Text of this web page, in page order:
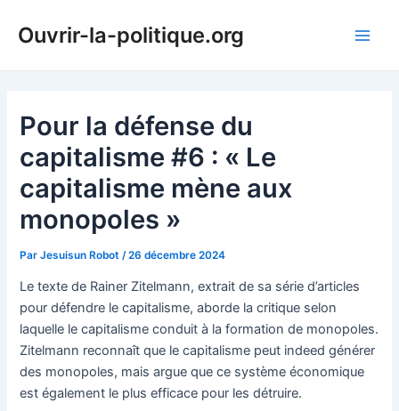
Ouvrir-la-politique.org
Pour la défense du
capitalisme #6 : « Le
capitalisme mène aux
monopoles »
ParJesuisun Robot /26 décembre 2024
Le texte de Rainer Zitelmann, extrait de sa série d’articles
pour défendre le capitalisme, aborde la critique selon
laquelle le capitalisme conduit à la formation de monopoles.
Zitelmann reconnaît que le capitalisme peut indeed générer
des monopoles, mais argue que ce système économique
est également le plus efficace pour les détruire.